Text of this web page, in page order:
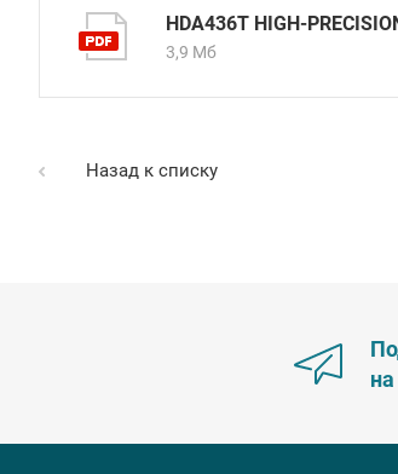
HDA436T HIGH-
3,9 Мб
Назад к списку